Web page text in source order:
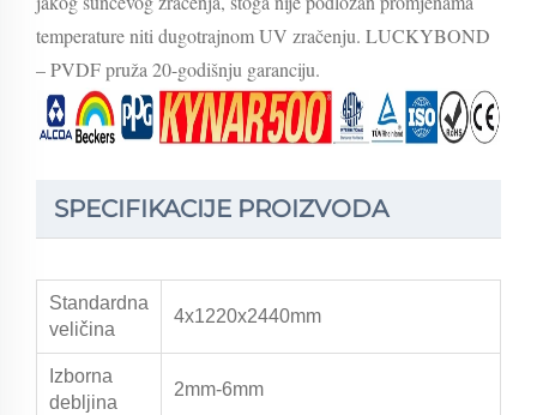
temperature niti dugotrajnom UV zračenju. LUCKYBOND
– PVDF pruža 20-godišnju garanciju.
SPECIFIKACIJE PROIZVODA
Standardna
veličina
4x1220x2440mm
Izborna
debljina
2mm-6mm